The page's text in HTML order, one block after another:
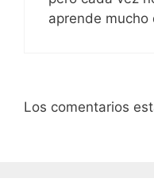
aprende mucho
Los comentarios